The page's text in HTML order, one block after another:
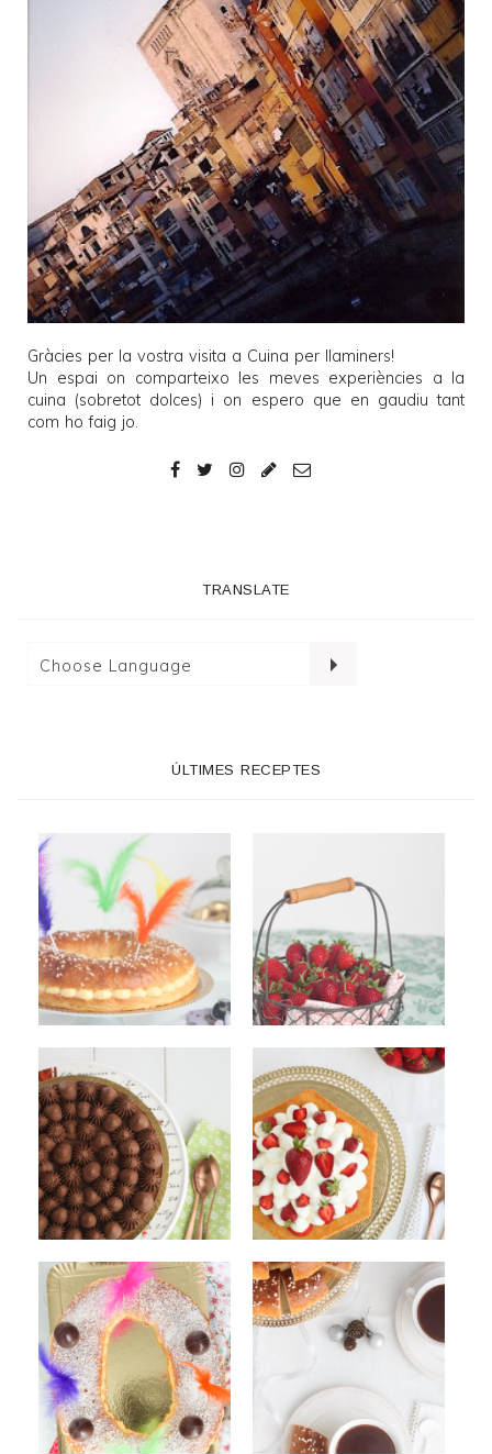
Gràcies per la vostra visita a Cuina per llaminers!
Un espai on comparteixo les meves experiències a la
cuina (sobretot dolces) i on espero que en gaudiu tant
com ho faig jo.
TRANSLATE
ÚLTIMES RECEPTES